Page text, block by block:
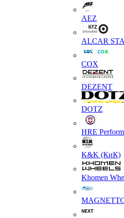
AEZ
ALCAR
COX
DEZENT
DOTZ
HRE
K&K (КиК)
Khomen